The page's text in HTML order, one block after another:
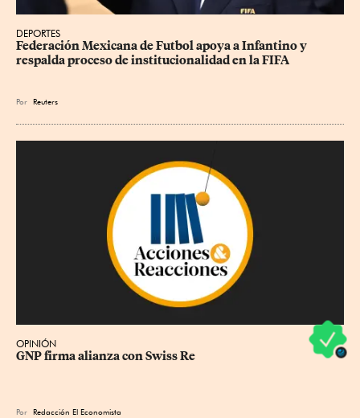
DEPORTES
Federación Mexicana de Futbol apoya a Infantino y
respalda proceso de institucionalidad en la FIFA
Por Reuters
OPINIÓN
GNP firma alianza con Swiss Re
Por Redacción El Economista